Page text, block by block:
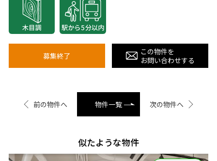
募集終了
この物件を
お問い合わせする
前の物件へ 物件一覧 次の物件へ
似たような物件